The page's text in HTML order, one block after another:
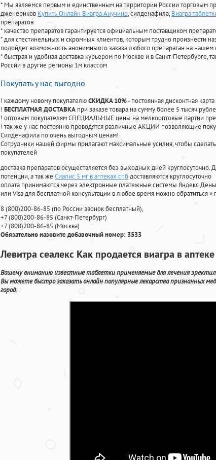
* Мы являемся первым и единственным на территории России торговым
дженериков Купить Онлайн Виагра Анучино, силденафила, Виагра
препаратов
* качество препаратов гарантируется официальным поставщиком
* для стестинельных и скромных клиентов, которым трудно произнести
подойдет возможность анонимныого заказа любого препаратан на нашем
* быстрая и удобная доставка курьером по Москве и в Санкт-Петербурге,
России в другие регионы 1м классом
Покупать у нас выгодно
! каждому новому покупателюСКИДКА 10%- постоянная дисконтная
! БЕСПЛАТНАЯ ДОСТАВКА при заказе товара на сумму более 5 тысяч
! оптовым покупателям СПЕЦИАЛЬНЫЕ цены на мелкооптовые партии
! так же у нас постоянно проводятся различные АКЦИИ позволяющие
Силденафила по очень выгодным ценам!
Cотрудники нашей фирмы прилагают максимальные усилия, чтобы
покупателей
доставка препаратов осуществляется без выходных дней круглосуточно.
потенции, а так же Сиалис 5 мг в аптеках спбдоставляются круглосуточно
оплата принимаются через электронные платежные системы Яндекс
или Visa для бесплатной консультации в любое время можно обратиться»
8(800)200-86-85 (по России звонок бесплатный),
+7(800)200-86-85 (Санкт-Петербург)
+7(800)200-86-85 (Москва)
Обязательно назовите добавочный номер: 3533
Левитра сеалекс Как продается виагра в аптеке
Вашему вниманию известные таблетки применяемые для лечения
Вы можете быстро заказать онлайн популярные лекарства признанных
город.